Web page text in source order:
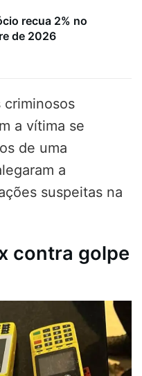
recua 2% no
de 2026
criminosos
a vítima se
de uma
a
suspeitas na
contra golpe